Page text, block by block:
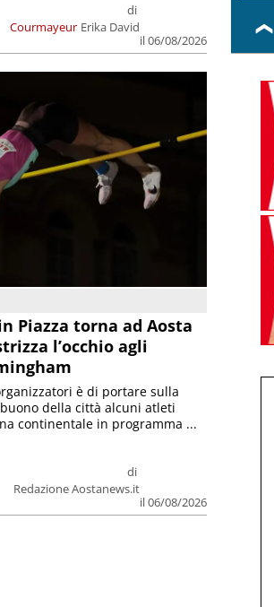
Courmayeur
di
Erika David
il 06/08/2026
Piazza torna ad Aosta
l’occhio agli
di
Redazione Aostanews.it
il 06/08/2026
è di portare sulla
della città alcuni atleti
continentale in programma ...
❮